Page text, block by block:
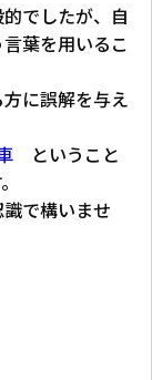
でしたが、自
言葉を用いるこ
に誤解を与え
ということ
識で構いませ